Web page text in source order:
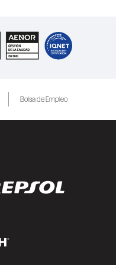
Bolsa de Empleo